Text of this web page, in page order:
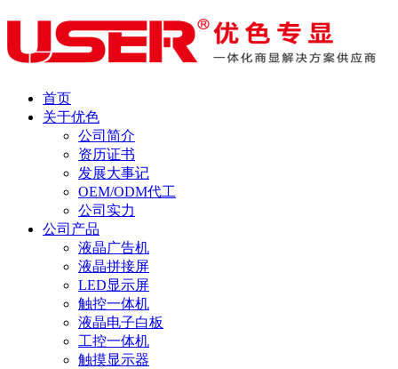
首页
关于优色
公司简介
资历证书
发展大事记
OEM/ODM代工
公司实力
公司产品
液晶广告机
液晶拼接屏
LED显示屏
触控一体机
液晶电子白板
工控一体机
触摸显示器